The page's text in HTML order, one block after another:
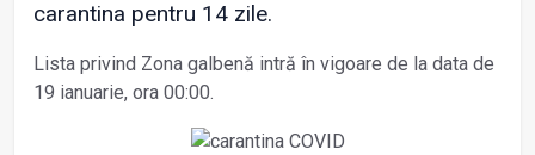
carantina pentru 14 zile.
Lista privind Zona galbenă intră în vigoare de la data de
19 ianuarie, ora 00:00.